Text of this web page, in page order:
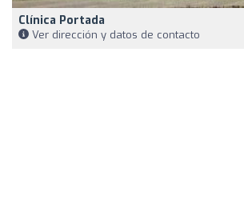
Clínica Portada
Ver dirección y datos de contacto